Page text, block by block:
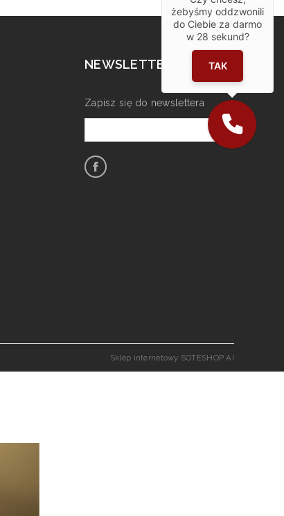
NEWSLETTER
Zapisz się do newslettera
Sklep internetowy SOTESHOP AI
żebyśmy oddzwonili
do Ciebie za darmo
w 28 sekund?
TAK